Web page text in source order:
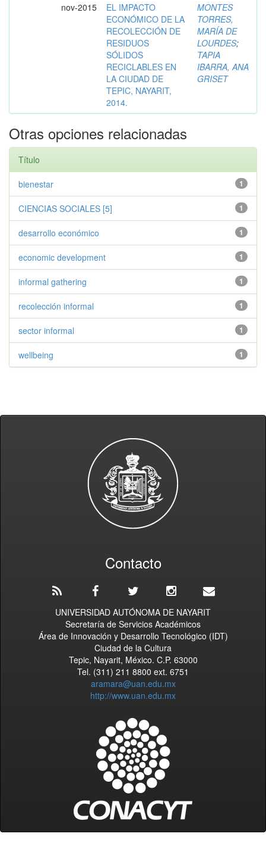
nov-2015
EL IMPACTO
ECONÓMICO DE LA
RECOLECCIÓN DE
RESIDUOS
SÓLIDOS
RECICLABLES EN
LA CIUDAD DE
TEPIC, NAYARIT,
2014.
MONTES
TORRES,
MARÍA DE
LOURDES;
TAPIA
IBARRA, ANA
GRISET
Otras opciones relacionadas
Título
1
bienestar
1
CIENCIAS SOCIALES [5]
1
desarrollo económico
1
economic development
1
informal gathering
1
recolección informal
1
sector informal
1
wellbeing
Contacto
UNIVERSIDAD AUTÓNOMA DE NAYARIT
Secretaría de Servicios Académicos
Área de Innovación y Desarrollo Tecnológico (IDT)
Ciudad de la Cultura
Tepic, Nayarit, México. C.P. 63000
Tel. (311) 211 8800 ext. 6751
aramara@uan.edu.mx
http://www.uan.edu.mx